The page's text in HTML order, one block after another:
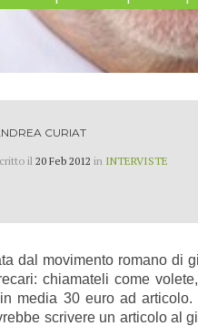
CURIAT
il 20 Feb 2012 in INTERVISTE
dal movimento romano di
chiamateli come
media 30 euro ad
scrivere un articolo al